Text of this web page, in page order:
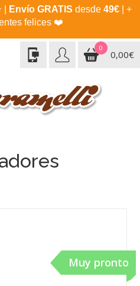
Envío GRATIS desde 49€| +
felices ❤️
0
0,00€
Muy pronto